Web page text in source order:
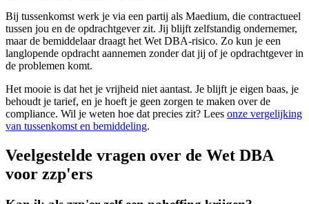
Bij tussenkomst werk je via een partij als Maedium, die contractueel
tussen jou en de opdrachtgever zit. Jij blijft zelfstandig ondernemer,
maar de bemiddelaar draagt het Wet DBA-risico. Zo kun je een
langlopende opdracht aannemen zonder dat jij of je opdrachtgever in
de problemen komt.
Het mooie is dat het je vrijheid niet aantast. Je blijft je eigen baas, je
behoudt je tarief, en je hoeft je geen zorgen te maken over de
compliance. Wil je weten hoe dat precies zit? Lees onze vergelijking
van tussenkomst en bemiddeling.
Veelgestelde vragen over de Wet DBA
voor zzp'ers